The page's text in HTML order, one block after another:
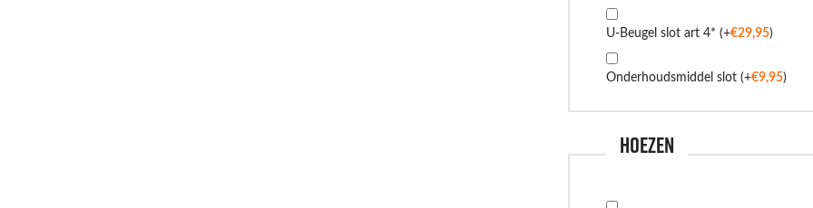
U-Beugel slot art 4* (+€29,95)
Onderhoudsmiddel slot (+€9,95)
Hoezen